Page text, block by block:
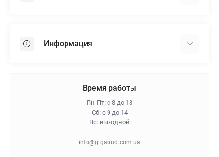
Пенопласт
Информация
Политика конфиденциальности
Время работы
Пн-Пт: с 8 до 18
Сб: с 9 до 14
Вс: выходной
info@gigabud.com.ua